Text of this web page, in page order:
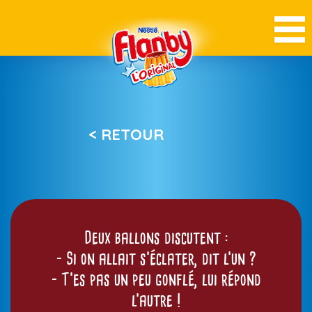
< RETOUR
Deux ballons discutent :
– Si on allait s’éclater, dit l’un ?
– T’es pas un peu gonflé, lui répond
l’autre !